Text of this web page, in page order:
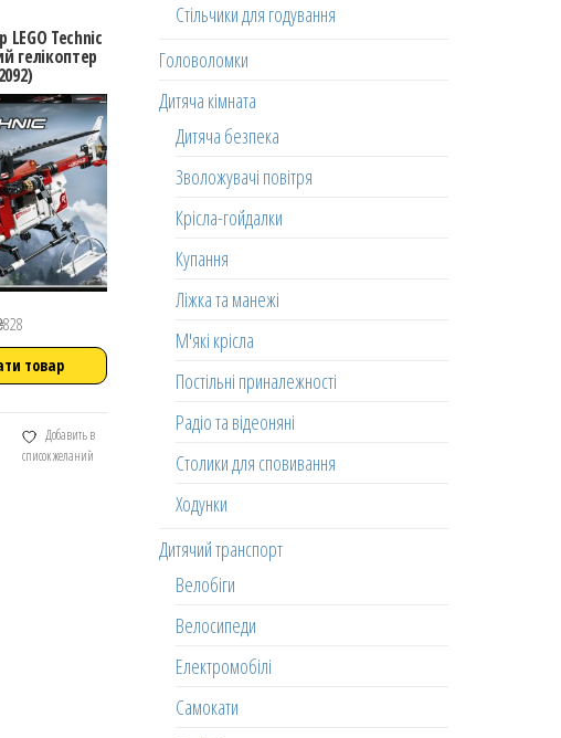
LEGO Technic
гелікоптер
828
товар
Добавить в
список желаний
Стільчики для годування
Головоломки
Дитяча кімната
Дитяча безпека
Зволожувачі повітря
Крісла-гойдалки
Купання
Ліжка та манежі
М'які крісла
Постільні приналежності
Радіо та відеоняні
Столики для сповивання
Ходунки
Дитячий транспорт
Велобіги
Велосипеди
Електромобілі
Самокати